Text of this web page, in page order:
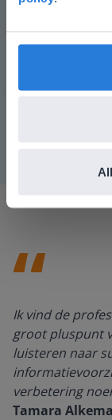
Je controleert
door te vragen
kunnen
plattegrond
1 voorwerp op
Ik vind de
groot pluspunt
luisteren naar
verbetering
Tamara
liever naar